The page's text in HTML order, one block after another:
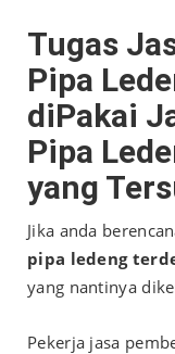
Tugas
Pipa
diPakai
Pipa
yang
Jika anda
pipa ledeng
yang nantinya
Pekerja jasa